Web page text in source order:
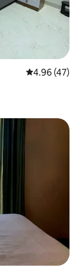
Penarafan
4.96 (47)